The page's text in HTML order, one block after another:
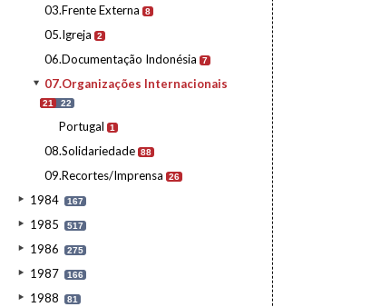
03.Frente Externa 8
05.Igreja 2
06.Documentação Indonésia 7
07.Organizações Internacionais
21 22
Portugal 1
08.Solidariedade 88
09.Recortes/Imprensa 26
1984 167
1985 517
1986 275
1987 166
1988 81